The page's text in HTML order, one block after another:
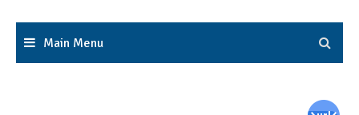
Main Menu